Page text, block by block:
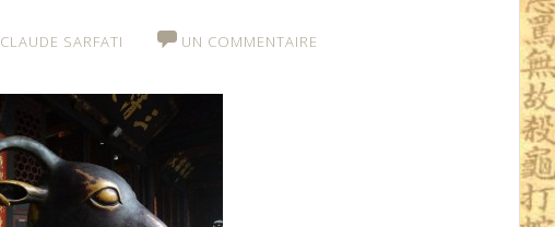
CLAUDE SARFATI UN COMMENTAIRE